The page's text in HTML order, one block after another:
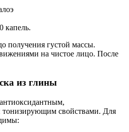
капель.
получения густой массы.
на чистое лицо. После
из глины
тонизирующим свойствами. Для